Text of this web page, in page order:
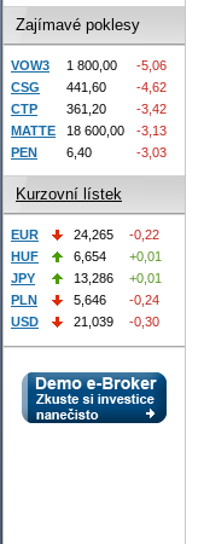
Zajímavé poklesy
VOW3 1 800,00
-5,06
CSG
441,60
-4,62
CTP
361,20
-3,42
MATTE
18 600,00
-3,13
PEN
6,40 -3,03
Kurzovní lístek
EUR 24,265
-0,22
HUF
6,654
+0,01
JPY
13,286
+0,01
PLN
5,646
-0,24
USD
21,039 -0,30